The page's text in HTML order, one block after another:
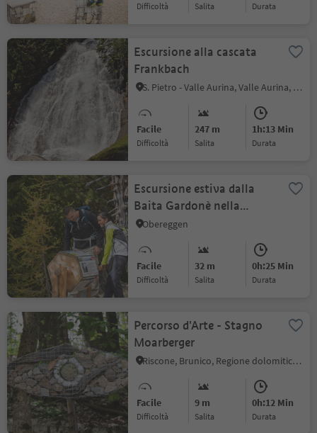
Difficoltà Salita durata
Escursione alla cascata
Frankbach
S. Pietro - Valle Aurina, Valle Aurina, Valle Aurina
Facile
Difficoltà
247 m
Salita
1h:13 Min
durata
Escursione estiva dalla
Baita Gardonè nella
Foresta dei Draghi
Obereggen
Facile
Difficoltà
32 m
Salita
0h:25 Min
durata
Percorso d'Arte - Stagno
Moarberger
Riscone, Brunico, Regione dolomitica Plan de Corones
Facile
Difficoltà
9 m
Salita
0h:12 Min
durata